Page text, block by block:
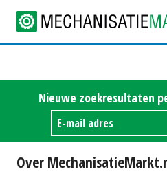
Nieuwe zoekresultaten
Over